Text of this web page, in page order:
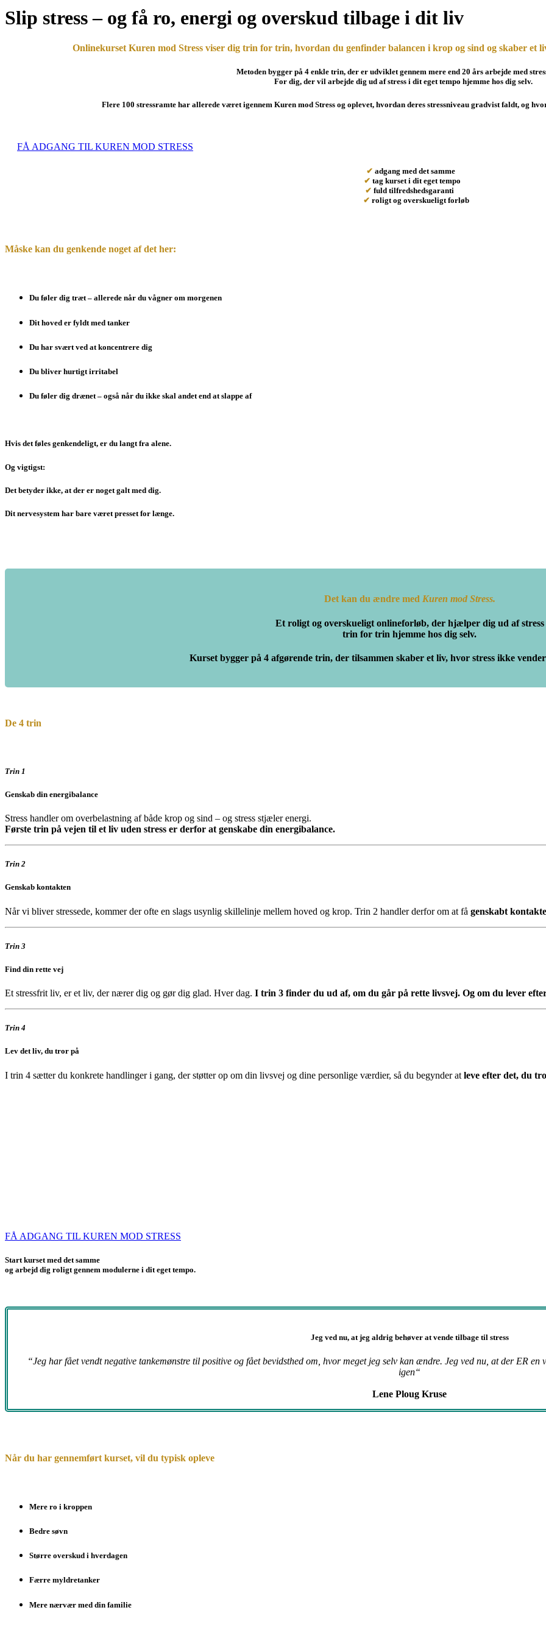
Slip stress – og få ro, energi og overskud tilbage i dit liv
Onlinekurset Kuren mod Stressviser dig trin for trin, hvordan du genfinder balancen i krop og sind og skaber et
Metoden bygger på 4 enkle trin, der er udviklet gennem mere end 20 års arbejde med
For dig, der vil arbejde dig ud af stress i dit eget tempo hjemme hos dig selv.
Flere 100 stressramte har allerede været igennem Kuren mod Stress og oplevet, hvordan deres stressniveau gradvist faldt, og
FÅ ADGANG TIL KUREN MOD STRESS
✔ adgang med det samme
✔ tag kurset i dit eget tempo
✔ fuld tilfredshedsgaranti
✔ roligt og overskueligt forløb
Måske kan du genkende noget af det her:
Du føler dig træt – allerede når du vågner om morgenen
Dit hoved er fyldt med tanker
Du har svært ved at koncentrere dig
Du bliver hurtigt irritabel
Du føler dig drænet – også når du ikke skal andet end at slappe af
Hvis det føles genkendeligt, er du langt fra alene.
Og vigtigst:
Det betyder ikke, at der er noget galt med dig.
Dit nervesystem har bare været presset for længe.
Det kan du ændre med Kuren mod Stress.
Et roligt og overskueligt onlineforløb, der hjælper dig ud af stress
trin for trin hjemme hos dig selv.
Kurset bygger på 4 afgørende trin, der tilsammen skaber et liv, hvor stress ikke
De 4 trin
Trin 1
Genskab din energibalance
Stress handler om overbelastning af både krop og sind – og stress stjæler energi.
Første trin på vejen til et liv uden stress er derfor at genskabe din energibalance.
Trin 2
Genskab kontakten
Når vi bliver stressede, kommer der ofte en slags usynlig skillelinje mellem hoved og krop. Trin 2 handler derfor om at få genskabt
Trin 3
Find din rette vej
Et stressfrit liv, er et liv, der nærer dig og gør dig glad. Hver dag. I trin 3 finder du ud af, om du går på rette livsvej. Og om du lever
Trin 4
Lev det liv, du tror på
I trin 4 sætter du konkrete handlinger i gang, der støtter op om din livsvej og dine personlige værdier, så du begynder at leve efter det, du
FÅ ADGANG TIL KUREN MOD STRESS
Start kurset med det samme
og arbejd dig roligt gennem modulerne i dit eget tempo.
Jeg ved nu, at jeg aldrig behøver at vende tilbage til stress
“Jeg har fået vendt negative tankemønstre til positive og fået bevidsthed om, hvor meget jeg selv kan ændre. Jeg ved nu, at der ER
igen“
Lene Ploug Kruse
Når du har gennemført kurset, vil du typisk opleve
Mere ro i kroppen
Bedre søvn
Større overskud i hverdagen
Færre myldretanker
Mere nærvær med din familie